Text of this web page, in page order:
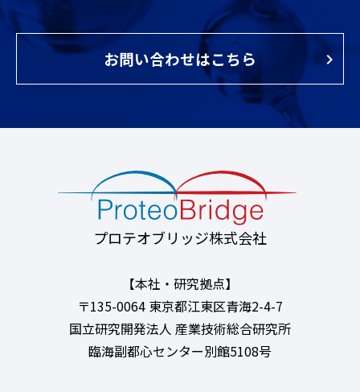
お問い合わせはこちら
プロテオブリッジ株式会社
【本社・研究拠点】
〒135-0064 東京都江東区青海2-4-7
国立研究開発法人 産業技術総合研究所
臨海副都心センター別館5108号